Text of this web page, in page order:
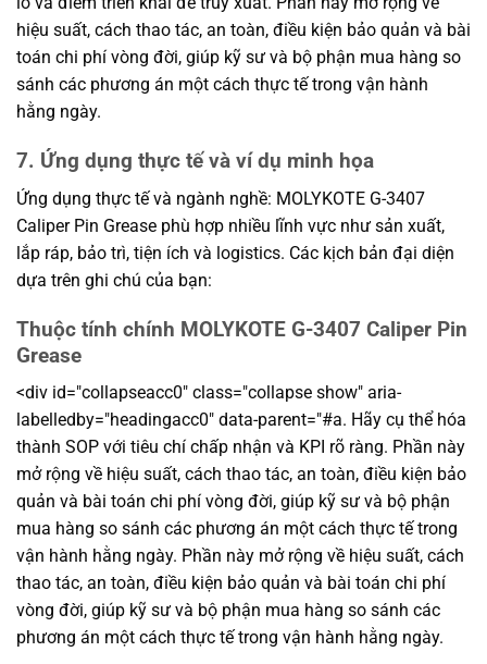
hiệu suất, cách thao tác, an toàn, điều kiện bảo quản và bài
toán chi phí vòng đời, giúp kỹ sư và bộ phận mua hàng so
sánh các phương án một cách thực tế trong vận hành
hằng ngày.
7. Ứng dụng thực tế và ví dụ minh họa
Ứng dụng thực tế và ngành nghề: MOLYKOTE G-3407
Caliper Pin Grease phù hợp nhiều lĩnh vực như sản xuất,
lắp ráp, bảo trì, tiện ích và logistics. Các kịch bản đại diện
dựa trên ghi chú của bạn:
Thuộc tính chính MOLYKOTE G-3407 Caliper Pin
Grease
<div id="collapseacc0" class="collapse show" aria-
labelledby="headingacc0" data-parent="#a. Hãy cụ thể hóa
thành SOP với tiêu chí chấp nhận và KPI rõ ràng. Phần này
mở rộng về hiệu suất, cách thao tác, an toàn, điều kiện bảo
quản và bài toán chi phí vòng đời, giúp kỹ sư và bộ phận
mua hàng so sánh các phương án một cách thực tế trong
vận hành hằng ngày. Phần này mở rộng về hiệu suất, cách
thao tác, an toàn, điều kiện bảo quản và bài toán chi phí
vòng đời, giúp kỹ sư và bộ phận mua hàng so sánh các
phương án một cách thực tế trong vận hành hằng ngày.